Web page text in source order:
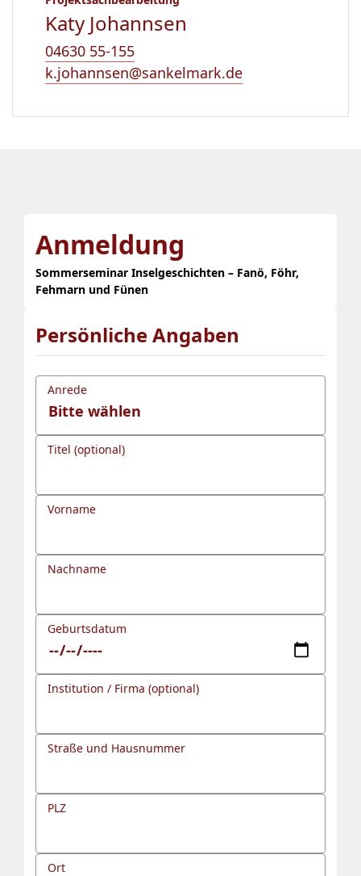
Katy Johannsen
04630 55-155
k.johannsen@sankelmark.de
Anmeldung
Sommerseminar Inselgeschichten – Fanö, Föhr,
Fehmarn und Fünen
Persönliche Angaben
Anrede
Titel (optional)
Vorname
Nachname
Geburtsdatum
Institution / Firma (optional)
Straße und Hausnummer
PLZ
Ort